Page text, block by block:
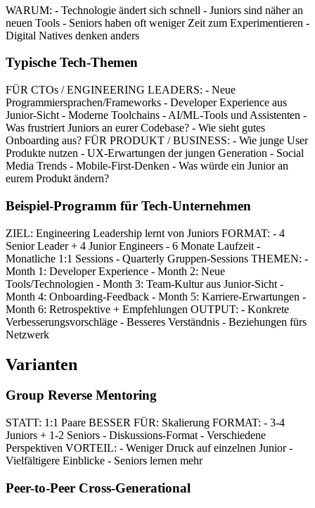
WARUM: - Technologie ändert sich schnell - Juniors sind näher an
neuen Tools - Seniors haben oft weniger Zeit zum Experimentieren -
Digital Natives denken anders
Typische Tech-Themen
FÜR CTOs / ENGINEERING LEADERS: - Neue
Programmiersprachen/Frameworks - Developer Experience aus
Junior-Sicht - Moderne Toolchains - AI/ML-Tools und Assistenten -
Was frustriert Juniors an eurer Codebase? - Wie sieht gutes
Onboarding aus? FÜR PRODUKT / BUSINESS: - Wie junge User
Produkte nutzen - UX-Erwartungen der jungen Generation - Social
Media Trends - Mobile-First-Denken - Was würde ein Junior an
eurem Produkt ändern?
Beispiel-Programm für Tech-Unternehmen
ZIEL: Engineering Leadership lernt von Juniors FORMAT: - 4
Senior Leader + 4 Junior Engineers - 6 Monate Laufzeit -
Monatliche 1:1 Sessions - Quarterly Gruppen-Sessions THEMEN: -
Month 1: Developer Experience - Month 2: Neue
Tools/Technologien - Month 3: Team-Kultur aus Junior-Sicht -
Month 4: Onboarding-Feedback - Month 5: Karriere-Erwartungen -
Month 6: Retrospektive + Empfehlungen OUTPUT: - Konkrete
Verbesserungsvorschläge - Besseres Verständnis - Beziehungen fürs
Netzwerk
Varianten
Group Reverse Mentoring
STATT: 1:1 Paare BESSER FÜR: Skalierung FORMAT: - 3-4
Juniors + 1-2 Seniors - Diskussions-Format - Verschiedene
Perspektiven VORTEIL: - Weniger Druck auf einzelnen Junior -
Vielfältigere Einblicke - Seniors lernen mehr
Peer-to-Peer Cross-Generational